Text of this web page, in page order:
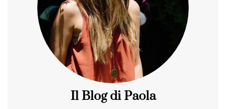
Il Blog di Paola